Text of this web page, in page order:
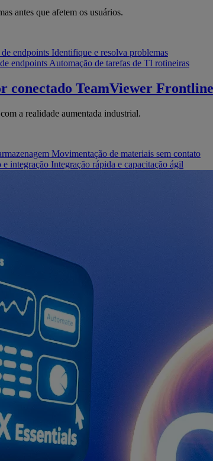
antes que afetem os usuários.
endpoints Identifique e resolva problemas
endpoints Automação de tarefas de TI rotineiras
conectado TeamViewer Frontline
a realidade aumentada industrial.
Movimentação de materiais sem contato
e integração Integração rápida e capacitação ágil